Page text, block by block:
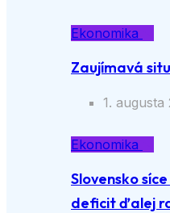
Ekonomika
Zaujímavá
1. augusta
Ekonomika
Slovensko
deficit ďalej